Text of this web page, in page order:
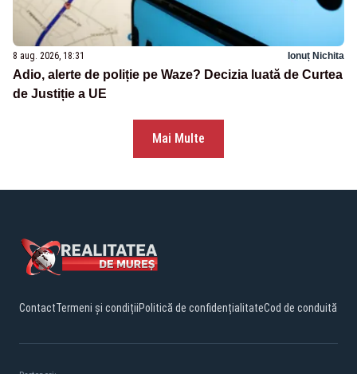
8 aug. 2026, 18:31 Ionuț Nichita
Adio, alerte de poliție pe Waze? Decizia luată de Curtea
de Justiție a UE
Mai Multe
ContactTermeni și condițiiPolitică de confidențialitateCod de conduită